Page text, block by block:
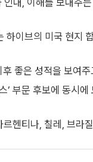
인내, 이해를 보내주
하이브의 미국 현지
좋은 성적을 보여주
’ 부문 후보에 동시
헨티나, 칠레, 브라